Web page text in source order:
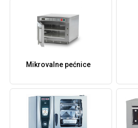
Mikrovalne pećnice